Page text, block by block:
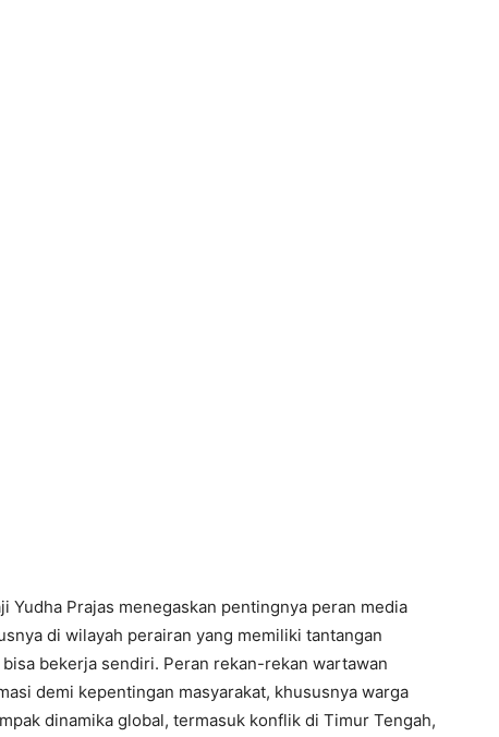
Yudha Prajas menegaskan pentingnya peran media
di wilayah perairan yang memiliki tantangan
bekerja sendiri. Peran rekan-rekan wartawan
demi kepentingan masyarakat, khususnya warga
dinamika global, termasuk konflik di Timur Tengah,